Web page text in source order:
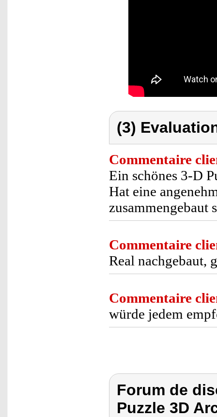
(3)
Commentaire
Ein schönes 3-D
Hat eine
zusammengebaut
Commentaire
Real nachgebaut,
Commentaire
würde jedem
Forum de
Puzzle 3D